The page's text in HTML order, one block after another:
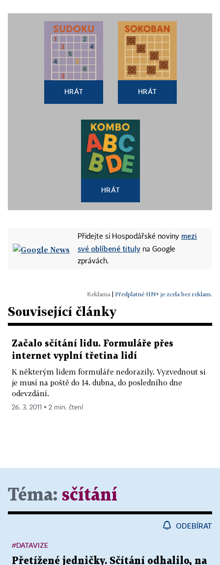
HRÁT HRÁT
HRÁT
Přidejte si Hospodářské noviny mezi
své oblíbené tituly na Google
zprávách.
Předplatné HN+ je zcela bez reklam.
Související články
Začalo sčítání lidu. Formuláře přes
internet vyplní třetina lidí
K některým lidem formuláře nedorazily. Vyzvednout si
je musí na poště do 14. dubna, do posledního dne
odevzdání.
26. 3. 2011 ▪ 2 min. čtení
Téma: sčítání
ODEBÍRAT
Přetížené jedničky. Sčítání odhalilo, na
#DATAVIZE